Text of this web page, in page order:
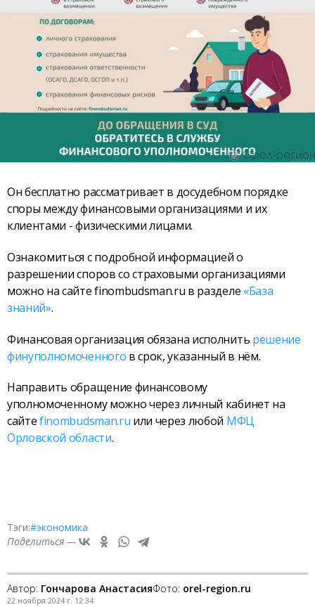
Он бесплатно рассматривает в досудебном порядке
споры между финансовыми организациями и их
клиентами - физическими лицами.
Ознакомиться с подробной информацией о
разрешении споров со страховыми организациями
можно на сайте finombudsman.ru в разделе «База
знаний».
Финансовая организация обязана исполнить решение
финуполномоченного в срок, указанный в нём.
Направить обращение финансовому
уполномоченному можно через личный кабинет на
сайтеfinombudsman.ru или через любой МФЦ
Орловской области.
Тэги:#экономика
Поделиться —
Автор: Гончарова АнастасияФото: orel-region.ru
22 ноября 2024 г. 12:34